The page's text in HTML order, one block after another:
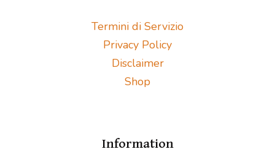
Termini di Servizio
Privacy Policy
Disclaimer
Shop
Information